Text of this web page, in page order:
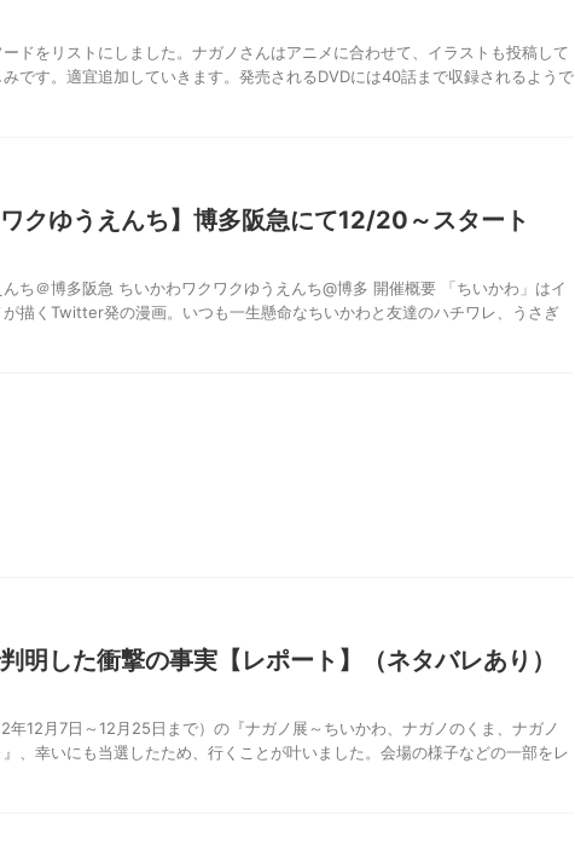
ドをリストにしました。ナガノさんはアニメに合わせて、イラストも投稿して
です。適宜追加していきます。発売されるDVDには40話まで収録されるようで
ワクゆうえんち】博多阪急にて12/20～スタート
ち＠博多阪急 ちいかわワクワクゆうえんち@博多 開催概要 「ちいかわ」はイ
描くTwitter発の漫画。いつも一生懸命なちいかわと友達のハチワレ、うさぎ
明した衝撃の事実【レポート】（ネタバレあり）
年12月7日～12月25日まで）の『ナガノ展～ちいかわ、ナガノのくま、ナガノ
、幸いにも当選したため、行くことが叶いました。会場の様子などの一部をレ